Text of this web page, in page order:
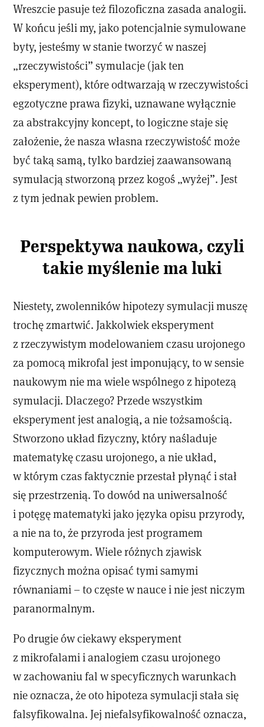
Wreszcie pasuje też filozoficzna zasada analogii.
W końcu jeśli my, jako potencjalnie symulowane
byty, jesteśmy w stanie tworzyć w naszej
„rzeczywistości” symulacje (jak ten
eksperyment), które odtwarzają w rzeczywistości
egzotyczne prawa fizyki, uznawane wyłącznie
za abstrakcyjny koncept, to logiczne staje się
założenie, że nasza własna rzeczywistość może
być taką samą, tylko bardziej zaawansowaną
symulacją stworzoną przez kogoś „wyżej”. Jest
z tym jednak pewien problem.
Perspektywa naukowa, czyli
takie myślenie ma luki
Niestety, zwolenników hipotezy symulacji muszę
trochę zmartwić. Jakkolwiek eksperyment
z rzeczywistym modelowaniem czasu urojonego
za pomocą mikrofal jest imponujący, to w sensie
naukowym nie ma wiele wspólnego z hipotezą
symulacji. Dlaczego? Przede wszystkim
eksperyment jest analogią, a nie tożsamością.
Stworzono układ fizyczny, który naśladuje
matematykę czasu urojonego, a nie układ,
w którym czas faktycznie przestał płynąć i stał
się przestrzenią. To dowód na uniwersalność
i potęgę matematyki jako języka opisu przyrody,
a nie na to, że przyroda jest programem
komputerowym. Wiele różnych zjawisk
fizycznych można opisać tymi samymi
równaniami – to częste w nauce i nie jest niczym
paranormalnym.
Po drugie ów ciekawy eksperyment
z mikrofalami i analogiem czasu urojonego
w zachowaniu fal w specyficznych warunkach
nie oznacza, że oto hipoteza symulacji stała się
falsyfikowalna. Jej niefalsyfikowalność oznacza,